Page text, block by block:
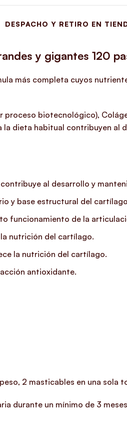
DESPACHO Y RETIRO EN
y gigantes 120
más completa cuyos
biotecnológico),
dieta habitual contribuyen
al desarrollo y
y base estructural del
funcionamiento de la
nutrición del cartílago.
la nutrición del cartílago.
antioxidante.
2 masticables en una sola
durante un mínimo de 3